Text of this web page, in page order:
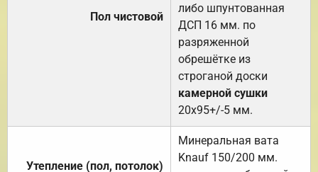
Пол чистовой
либо шпунтованная
ДСП 16 мм. по
разряженной
обрешётке из
строганой доски
камерной сушки
20х95+/-5 мм.
Утепление (пол, потолок)
Минеральная вата
Knauf 150/200 мм.